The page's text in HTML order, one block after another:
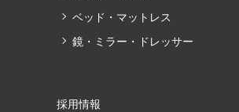
ベッド・マットレス
鏡・ミラー・ドレッサー
採用情報